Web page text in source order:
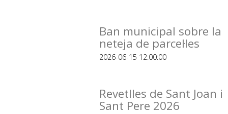
Ban municipal sobre la
neteja de parcel·les
2026-06-15 12:00:00
Revetlles de Sant Joan i
Sant Pere 2026